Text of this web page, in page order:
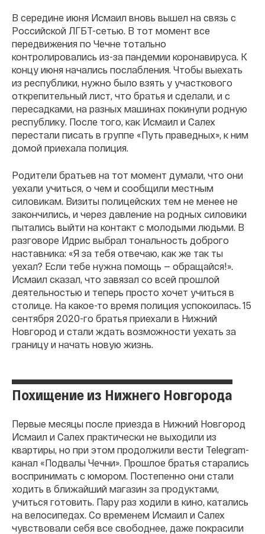
В середине июня Исмаил вновь вышел на связь с
Российской ЛГБТ-сетью. В тот момент все
передвижения по Чечне тотально
контролировались из-за пандемии коронавируса. К
концу июня начались послабления. Чтобы выехать
из республики, нужно было взять у участкового
открепительный лист, что братья и сделали, и с
пересадками, на разных машинах покинули родную
республику. После того, как Исмаил и Салех
перестали писать в группе «Путь праведных», к ним
домой приехала полиция.
Родители братьев на тот момент думали, что они
уехали учиться, о чем и сообщили местным
силовикам. Визиты полицейских тем не менее не
закончились, и через давление на родных силовики
пытались выйти на контакт с молодыми людьми. В
разговоре Идрис выбрал тональность доброго
наставника: «Я за тебя отвечаю, как же так ты
уехал? Если тебе нужна помощь — обращайся!».
Исмаил сказал, что завязал со всей прошлой
деятельностью и теперь просто хочет учиться в
столице. На какое-то время полиция успокоилась. 15
сентября 2020-го братья приехали в Нижний
Новгород и стали ждать возможности уехать за
границу и начать новую жизнь.
Похищение из Нижнего Новгорода
Первые месяцы после приезда в Нижний Новгород
Исмаил и Салех практически не выходили из
квартиры, но при этом продолжили вести Telegram-
канал «Подвалы Чечни». Прошлое братья старались
воспринимать с юмором. Постепенно они стали
ходить в ближайший магазин за продуктами,
учиться готовить. Пару раз ходили в кино, катались
на велосипедах. Со временем Исмаил и Салех
чувствовали себя все свободнее, даже покрасили